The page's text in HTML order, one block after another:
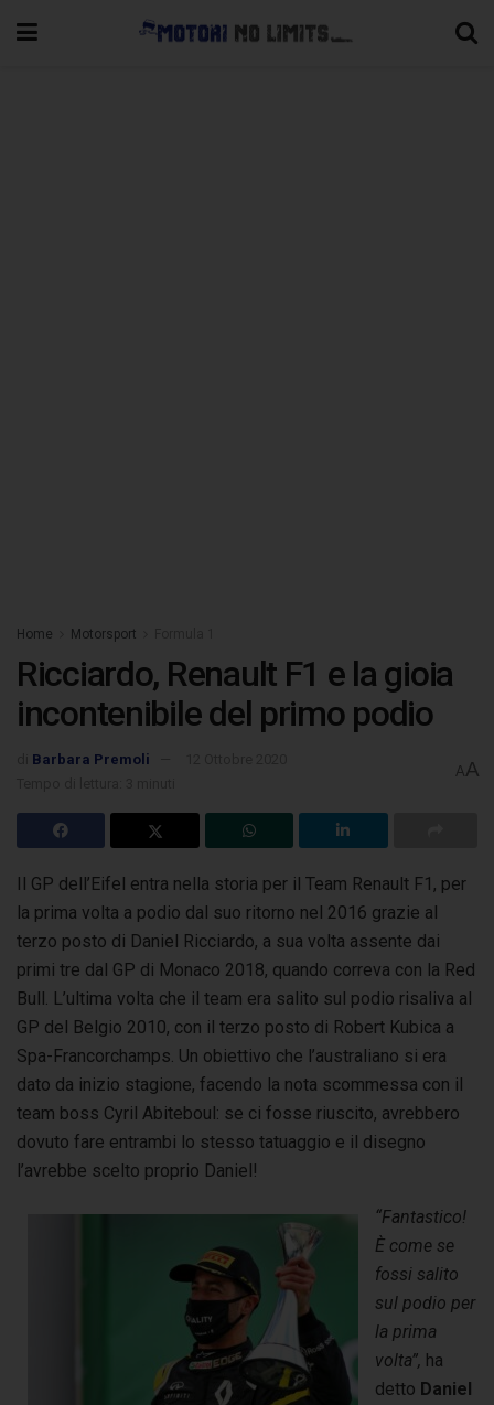
Home Motorsport
Ricciardo, Renault F1 e la gioia
incontenibile del primo podio
Barbara Premoli
AA
Il GP dell’Eifel entra nella storia per il Team Renault F1, per
la prima volta a podio dal suo ritorno nel 2016 grazie al
terzo posto di Daniel Ricciardo, a sua volta assente dai
primi tre dal GP di Monaco 2018, quando correva con la Red
Bull. L’ultima volta che il team era salito sul podio risaliva al
GP del Belgio 2010, con il terzo posto di Robert Kubica a
Spa-Francorchamps. Un obiettivo che l’australiano si era
dato da inizio stagione, facendo la nota scommessa con il
team boss Cyril Abiteboul: se ci fosse riuscito, avrebbero
dovuto fare entrambi lo stesso tatuaggio e il disegno
l’avrebbe scelto proprio Daniel!
“Fantastico!
È come se
fossi salito
sul podio per
la prima
volta”, ha
detto Daniel